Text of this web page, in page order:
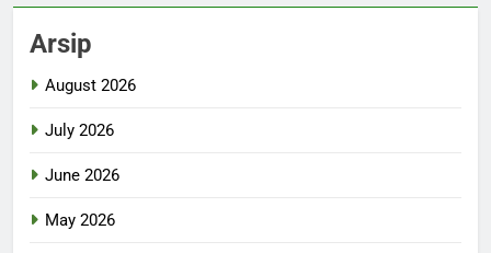
Arsip
August 2026
July 2026
June 2026
May 2026